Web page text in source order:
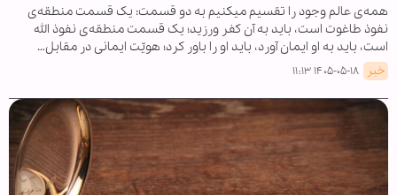
همه‌ی عالم وجود را تقسیم میکنیم به دو قسمت: یک قسمت منطقه‌ی
نفوذ طاغوت است، باید به آن کفر ورزید؛ یک قسمت منطقه‌ی نفوذ الله
است، باید به او ایمان آورد، باید او را باور کرد؛ هویّت ایمانی در مقابل…
خبر ۱۴۰۵-۰۵-۱۸ ۱۱:۱۳